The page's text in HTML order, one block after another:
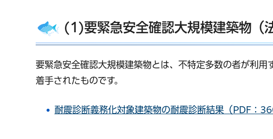
(1)要緊急安全確認大規模建築物（
要緊急安全確認大規模建築物とは、不特定多数の者が利
着手されたものです。
耐震診断義務化対象建築物の耐震診断結果（PDF：